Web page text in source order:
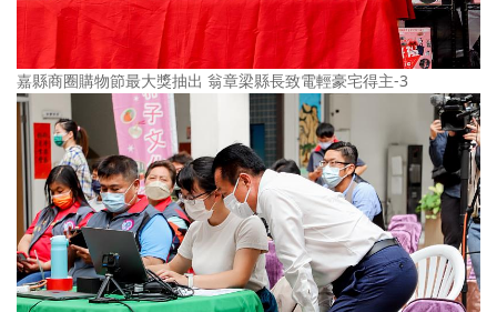
嘉縣商圈購物節最大獎抽出 翁章梁縣長致電輕豪宅得主-3